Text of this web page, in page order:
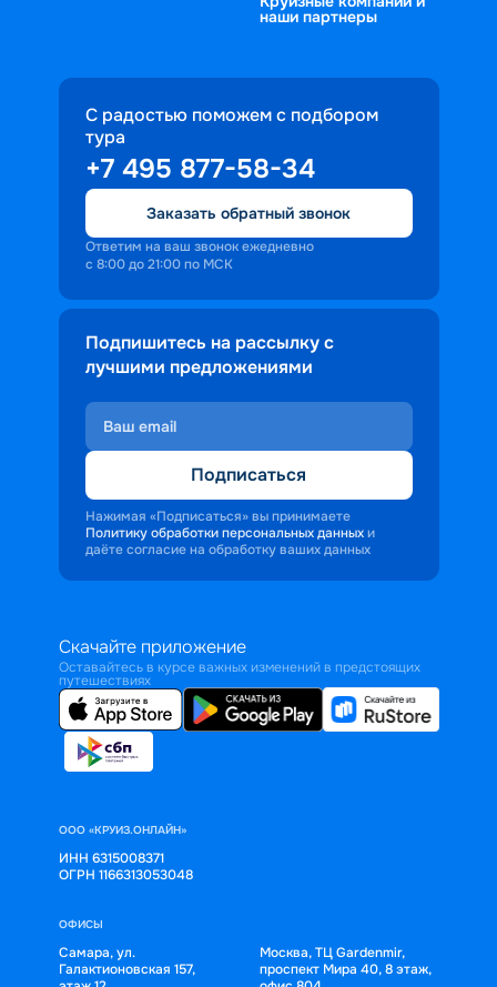
наши партнеры
С радостью поможем с подбором
тура
+7 495 877-58-34
Заказать обратный звонок
Ответим на ваш звонок ежедневно
с 8:00 до 21:00 по МСК
Подпишитесь на рассылку с
лучшими предложениями
Подписаться
Нажимая «Подписаться» вы принимаете
Политику обработки персональных данных и
даёте согласие на обработку ваших данных
Скачайте приложение
Оставайтесь в курсе важных изменений в предстоящих
путешествиях
ООО «КРУИЗ.ОНЛАЙН»
ИНН 6315008371
ОГРН 1166313053048
ОФИСЫ
Самара, ул.
Галактионовская 157,
Москва, ТЦ Gardenmir,
проспект Мира 40, 8 этаж,